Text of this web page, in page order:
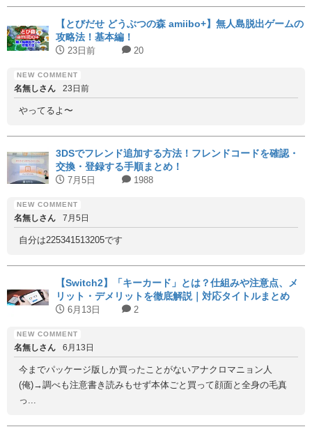
【とびだせ どうぶつの森 amiibo+】無人島脱出ゲームの
攻略法！基本編！
23日前 20
名無しさん 23日前
やってるよ〜
3DSでフレンド追加する方法！フレンドコードを確認・
交換・登録する手順まとめ！
7月5日 1988
名無しさん 7月5日
自分は225341513205です
【Switch2】「キーカード」とは？仕組みや注意点、メ
リット・デメリットを徹底解説｜対応タイトルまとめ
6月13日 2
名無しさん 6月13日
今までパッケージ版しか買ったことがないアナクロマニョン人
(俺)→調べも注意書き読みもせず本体ごと買って顔面と全身の毛真
っ...